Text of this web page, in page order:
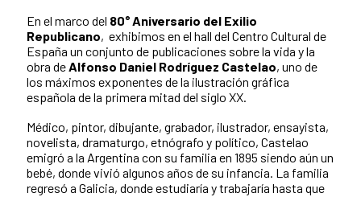
En el marco del 80° Aniversario del Exilio
Republicano, exhibimos en el hall del Centro Cultural de
España un conjunto de publicaciones sobre la vida y la
obra deAlfonso Daniel Rodríguez Castelao, uno de
los máximos exponentes de la ilustración gráfica
española de la primera mitad del siglo XX.
Médico, pintor, dibujante, grabador, ilustrador, ensayista,
novelista, dramaturgo, etnógrafo y político, Castelao
emigró a la Argentina con su familia en 1895 siendo aún un
bebé, donde vivió algunos años de su infancia. La familia
regresó a Galicia, donde estudiaría y trabajaría hasta que